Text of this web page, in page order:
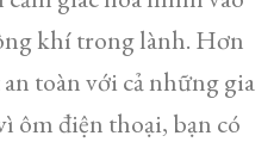
khí trong lành. Hơn
toàn với cả những gia
ôm điện thoại, bạn có